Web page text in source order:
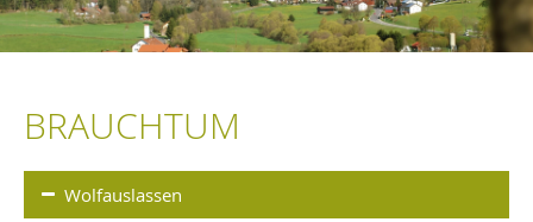
BRAUCHTUM
Wolfauslassen